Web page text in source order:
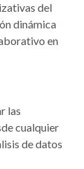
del
dinámica
en
las
cualquier
de datos